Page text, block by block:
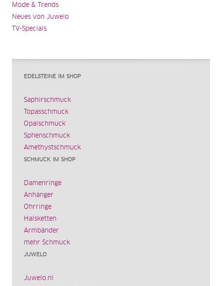
Mode & Trends
Neues von Juwelo
TV-Specials
EDELSTEINE IM SHOP
Saphirschmuck
Topasschmuck
Opalschmuck
Sphenschmuck
Amethystschmuck
SCHMUCK IM SHOP
Damenringe
Anhänger
Ohrringe
Halsketten
Armbänder
mehr Schmuck
JUWELO
Juwelo.nl